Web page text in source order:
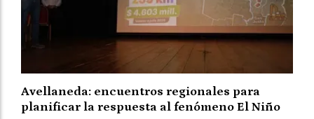
Avellaneda: encuentros regionales para
planificar la respuesta al fenómeno El Niño